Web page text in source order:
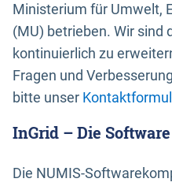
Ministerium für Umwelt,
(MU) betrieben. Wir sind
kontinuierlich zu
Fragen und
bitte unser
InGrid – Die
Die NUMIS-